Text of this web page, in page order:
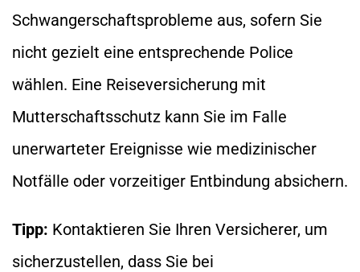
Schwangerschaftsprobleme aus, sofern Sie
nicht gezielt eine entsprechende Police
wählen. Eine Reiseversicherung mit
Mutterschaftsschutz kann Sie im Falle
unerwarteter Ereignisse wie medizinischer
Notfälle oder vorzeitiger Entbindung absichern.
Tipp: Kontaktieren Sie Ihren Versicherer, um
sicherzustellen, dass Sie bei